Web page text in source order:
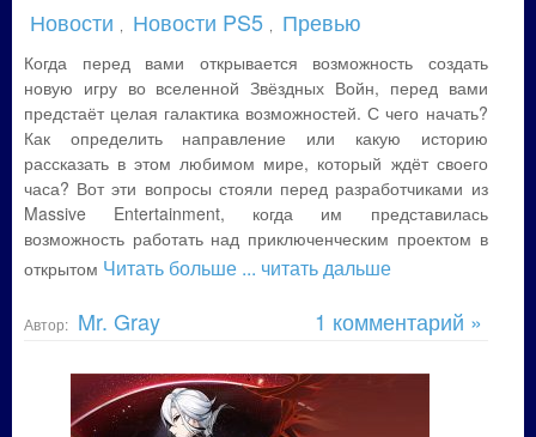
Новости Новости PS5 Превью
Когда перед вами открывается возможность создать
новую игру во вселенной Звёздных Войн, перед вами
предстаёт целая галактика возможностей. С чего начать?
Как определить направление или какую историю
рассказать в этом любимом мире, который ждёт своего
часа? Вот эти вопросы стояли перед разработчиками из
Massive Entertainment, когда им представилась
возможность работать над приключенческим проектом в
открытом Читать больше ... читать дальше
Автор: Mr. Gray 1 комментарий »